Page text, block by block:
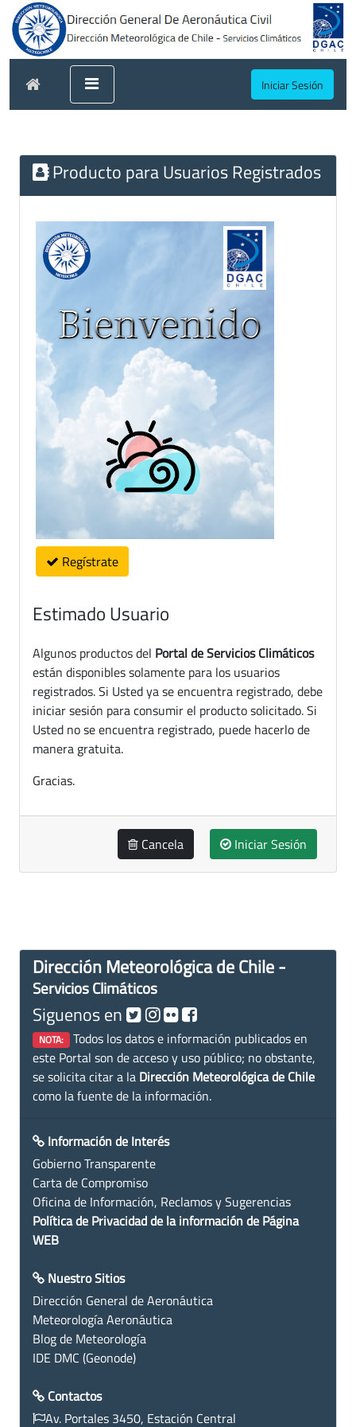
Iniciar Sesión
Producto para Usuarios Registrados
Regístrate
Estimado Usuario
Algunos productos del Portal de Servicios Climáticos
están disponibles solamente para los usuarios
registrados. Si Usted ya se encuentra registrado, debe
iniciar sesión para consumir el producto solicitado. Si
Usted no se encuentra registrado, puede hacerlo de
manera gratuita.
Gracias.
Cancela Iniciar Sesión
Dirección Meteorológica de Chile -
Servicios Climáticos
Siguenos en
NOTA: Todos los datos e información publicados en
este Portal son de acceso y uso público; no obstante,
se solicita citar a la Dirección Meteorológica de Chile
como la fuente de la información.
Información de Interés
Gobierno Transparente
Carta de Compromiso
Oficina de Información, Reclamos y Sugerencias
Política de Privacidad de la información de Página
WEB
Nuestro Sitios
Dirección General de Aeronáutica
Meteorología Aeronáutica
Blog de Meteorología
IDE DMC (Geonode)
Contactos
Av. Portales 3450, Estación Central